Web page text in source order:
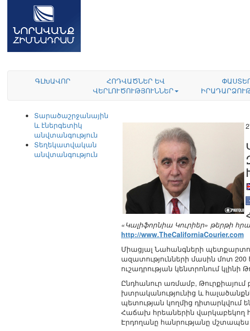
ԳԼԽԱՎՈՐ
ՀՈԴՎԱԾՆԵՐ ԵՎ
ՎԵՐԼՈՒԾՈՒԹՅՈՒՆՆԵՐ
Տարածաշրջանային
և էներգետիկ
անվտանգություն
Տեղեկատվական
անվտանգություն
«Կալիֆորնիա Կուրիեր» թերթի
http://www.TheCaliforniaCourier.com
Միացյալ Նահանգների
ազատությունների մասին մոտ 200
ուշադրության կենտրոնում կլինի
Ընդհանուր առմամբ,
խտրականությունից և
պետության կողմից դիտարկվում
Հաճախ հրեաներին վարկաբեկող
Էրդողանը հանրությանը